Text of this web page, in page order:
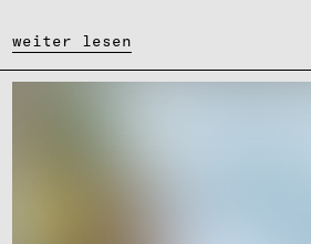
weiter lesen